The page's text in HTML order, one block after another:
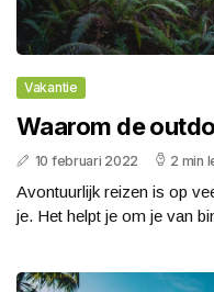
Vakantie
Waarom de
10 februari 2022 2 min
Avontuurlijk reizen is op
je. Het helpt je om je van